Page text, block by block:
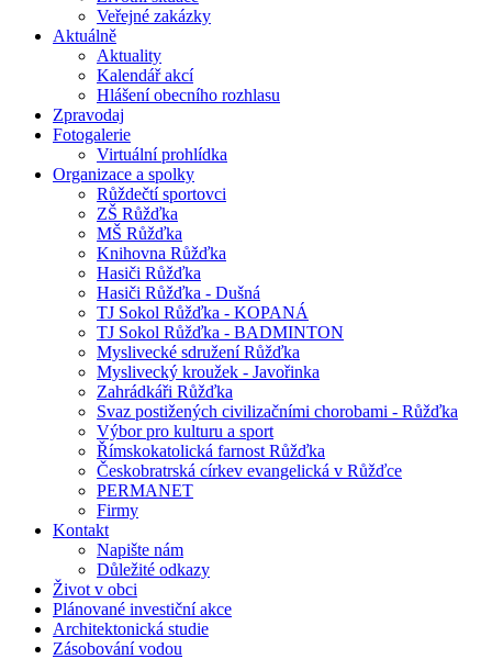
Veřejné zakázky
Aktuálně
Aktuality
Kalendář akcí
Hlášení obecního rozhlasu
Zpravodaj
Fotogalerie
Virtuální prohlídka
Organizace a spolky
Růždečtí sportovci
ZŠ Růžďka
MŠ Růžďka
Knihovna Růžďka
Hasiči Růžďka
Hasiči Růžďka - Dušná
TJ Sokol Růžďka - KOPANÁ
TJ Sokol Růžďka - BADMINTON
Myslivecké sdružení Růžďka
Myslivecký kroužek - Javořinka
Zahrádkáři Růžďka
Svaz postižených civilizačními chorobami - Růžďka
Výbor pro kulturu a sport
Římskokatolická farnost Růžďka
Českobratrská církev evangelická v Růžďce
PERMANET
Firmy
Kontakt
Napište nám
Důležité odkazy
Život v obci
Plánované investiční akce
Architektonická studie
Zásobování vodou